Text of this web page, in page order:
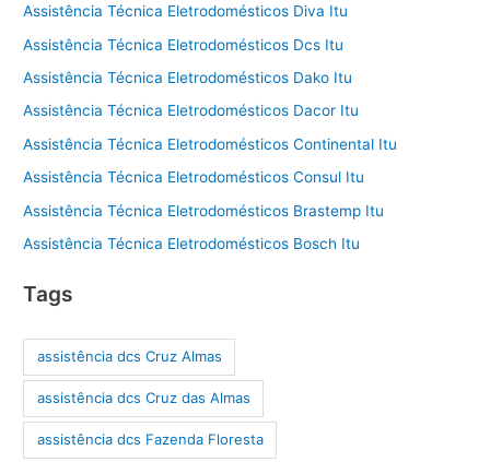
Assistência Técnica Eletrodomésticos Diva Itu
Assistência Técnica Eletrodomésticos Dcs Itu
Assistência Técnica Eletrodomésticos Dako Itu
Assistência Técnica Eletrodomésticos Dacor Itu
Assistência Técnica Eletrodomésticos Continental Itu
Assistência Técnica Eletrodomésticos Consul Itu
Assistência Técnica Eletrodomésticos Brastemp Itu
Assistência Técnica Eletrodomésticos Bosch Itu
Tags
assistência dcs Cruz Almas
assistência dcs Cruz das Almas
assistência dcs Fazenda Floresta